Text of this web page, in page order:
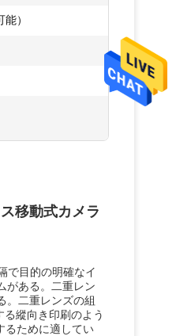
）
移動式カメラ
で目的の明確なイ
がある。二重レン
。二重レンズの組
縱向き印刷のよう
るために適してい